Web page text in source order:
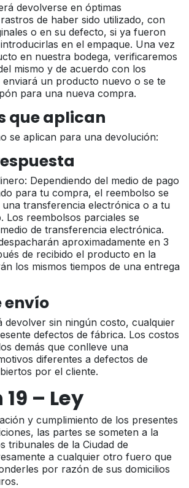
devolverse en óptimas
de haber sido utilizado, con
o en su defecto, si ya fueron
en el empaque. Una vez
en nuestra bodega, verificaremos
mismo y de acuerdo con los
enviará un producto nuevo o se te
para una nueva compra.
que aplican
se aplican para una devolución:
Dependiendo del medio de pago
para tu compra, el reembolso se
transferencia electrónica o a tu
Los reembolsos parciales se
de transferencia electrónica.
aproximadamente en 3
de recibido el producto en la
los mismos tiempos de una entrega
envío
devolver sin ningún costo, cualquier
defectos de fábrica. Los costos
demás que conlleve una
diferentes a defectos de
por el cliente.
– Ley
y cumplimiento de los presentes
las partes se someten a la
tribunales de la Ciudad de
a cualquier otro fuero que
por razón de sus domicilios